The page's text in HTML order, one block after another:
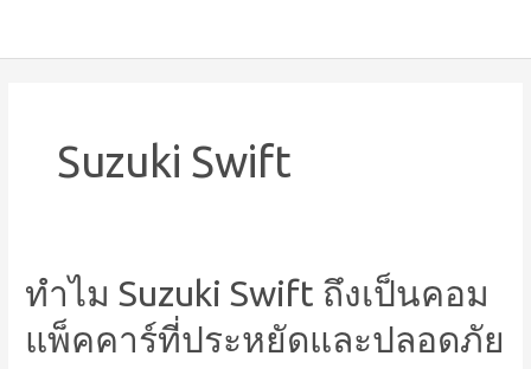
Suzuki Swift
ทำไม Suzuki Swift ถึงเป็นคอม
แพ็คคาร์ที่ประหยัดและปลอดภัย